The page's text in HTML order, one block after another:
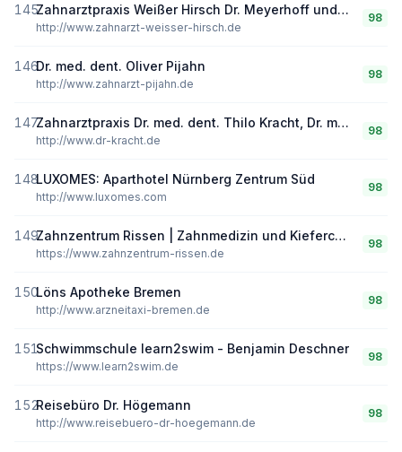
145 Zahnarztpraxis Weißer Hirsch Dr. Meyerhoff und Kollegen, Praxis für Implantologie und Endondontie
http://www.zahnarzt-weisser-hirsch.de
98
146Dr. med. dent. Oliver Pijahn
http://www.zahnarzt-pijahn.de
98
147 Zahnarztpraxis Dr. med. dent. Thilo Kracht, Dr. med. dent. Volker Kracht
http://www.dr-kracht.de
98
148LUXOMES: Aparthotel Nürnberg Zentrum Süd
http://www.luxomes.com
98
149 Zahnzentrum Rissen | Zahnmedizin und Kieferchirurgie, Dr. Steffen Rustemeier Zahnarzt und Fachzahnarzt für Oralchirurgie
https://www.zahnzentrum-rissen.de
98
150Löns Apotheke Bremen
http://www.arzneitaxi-bremen.de
98
151Schwimmschule learn2swim - Benjamin Deschner
https://www.learn2swim.de
98
152Reisebüro Dr. Högemann
http://www.reisebuero-dr-hoegemann.de
98